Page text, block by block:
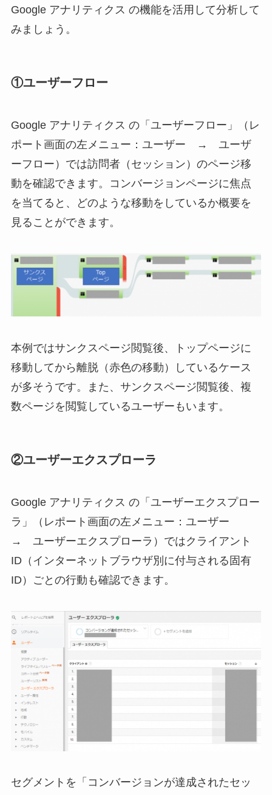
Google アナリティクス の機能を活用して分析して
みましょう。
①ユーザーフロー
Google アナリティクス の「ユーザーフロー」（レ
ポート画面の左メニュー：ユーザー → ユーザ
ーフロー）では訪問者（セッション）のページ移
動を確認できます。コンバージョンページに焦点
を当てると、どのような移動をしているか概要を
見ることができます。
本例ではサンクスページ閲覧後、トップページに
移動してから離脱（赤色の移動）しているケース
が多そうです。また、サンクスページ閲覧後、複
数ページを閲覧しているユーザーもいます。
②ユーザーエクスプローラ
Google アナリティクス の「ユーザーエクスプロー
ラ」（レポート画面の左メニュー：ユーザー
→ ユーザーエクスプローラ）ではクライアント
ID（インターネットブラウザ別に付与される固有
ID）ごとの行動も確認できます。
セグメントを「コンバージョンが達成されたセッ